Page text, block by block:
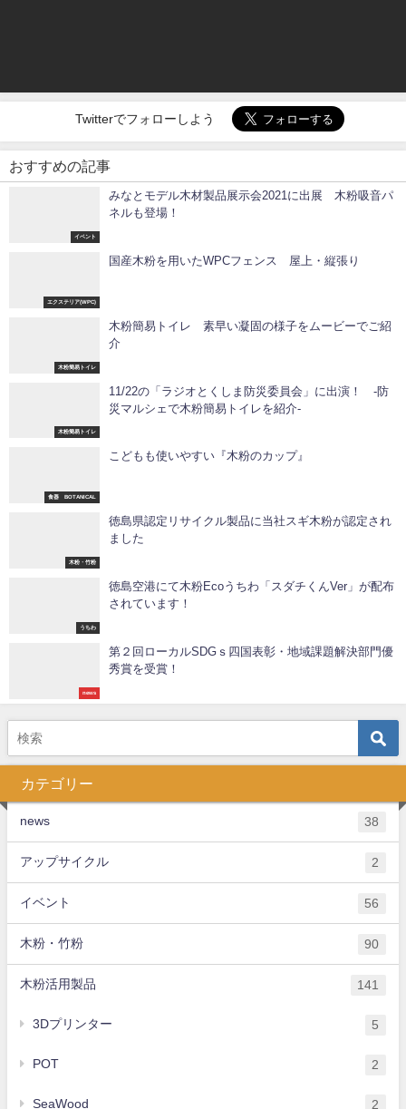
Twitterでフォローしよう
おすすめの記事
イベント
みなとモデル木材製品展示会2021に出展 木粉吸音パ
ネルも登場！
エクステリア(WPC)
国産木粉を用いたWPCフェンス 屋上・縦張り
木粉簡易トイレ
木粉簡易トイレ 素早い凝固の様子をムービーでご紹
介
木粉簡易トイレ
11/22の「ラジオとくしま防災委員会」に出演！ -防
災マルシェで木粉簡易トイレを紹介-
食器 BOTANICAL
こどもも使いやすい『木粉のカップ』
木粉・竹粉
徳島県認定リサイクル製品に当社スギ木粉が認定され
ました
うちわ
徳島空港にて木粉Ecoうちわ「スダチくんVer」が配布
されています！
news
第２回ローカルSDGｓ四国表彰・地域課題解決部門優
秀賞を受賞！
カテゴリー
news 38
アップサイクル 2
イベント 56
木粉・竹粉 90
木粉活用製品 141
3Dプリンター 5
POT 2
SeaWood 2